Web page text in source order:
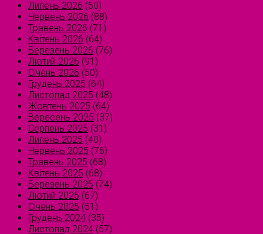
Липень 2026 (50)
Червень 2026 (88)
Травень 2026 (71)
Квітень 2026 (64)
Березень 2026 (76)
Лютий 2026 (91)
Січень 2026 (50)
Грудень 2025 (64)
Листопад 2025 (48)
Жовтень 2025 (64)
Вересень 2025 (37)
Серпень 2025 (31)
Липень 2025 (40)
Червень 2025 (76)
Травень 2025 (68)
Квітень 2025 (68)
Березень 2025 (74)
Лютий 2025 (67)
Січень 2025 (51)
Грудень 2024 (35)
Листопад 2024 (57)